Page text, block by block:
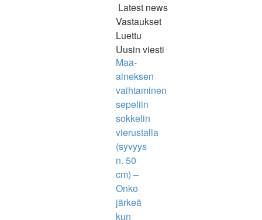
Latest news
Vastaukset
Luettu
Uusin viesti
Maa-
aineksen
vaihtaminen
sepeliin
sokkelin
vierustalla
(syvyys
n. 50
cm) –
Onko
järkeä
kun